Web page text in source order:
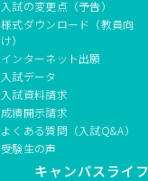
入試の変更点（予告）
様式ダウンロード（教員向
け）
インターネット出願
入試データ
入試資料請求
成績開示請求
よくある質問（入試Q&A）
受験生の声
キャンパスライフ